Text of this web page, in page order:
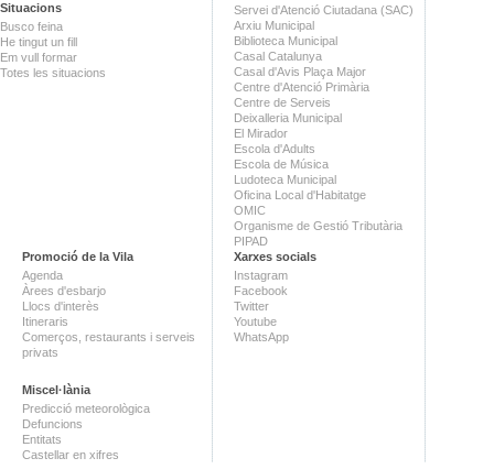
Situacions
Busco feina
He tingut un fill
Em vull formar
Totes les situacions
Servei d'Atenció Ciutadana (SAC)
Arxiu Municipal
Biblioteca Municipal
Casal Catalunya
Casal d'Avis Plaça Major
Centre d'Atenció Primària
Centre de Serveis
Deixalleria Municipal
El Mirador
Escola d'Adults
Escola de Música
Ludoteca Municipal
Oficina Local d'Habitatge
OMIC
Organisme de Gestió Tributària
PIPAD
Promoció de la Vila
Agenda
Àrees d'esbarjo
Llocs d'interès
Itineraris
Comerços, restaurants i serveis
privats
Miscel·lània
Predicció meteorològica
Defuncions
Entitats
Castellar en xifres
Xarxes socials
Instagram
Facebook
Twitter
Youtube
WhatsApp